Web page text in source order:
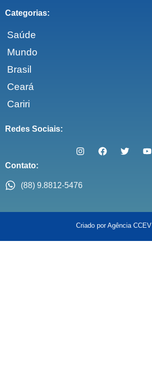
Categorias:
Saúde
Mundo
Brasil
Ceará
Cariri
Redes Sociais:
Contato:
(88) 9.8812-5476
Criado por Agência CCEV